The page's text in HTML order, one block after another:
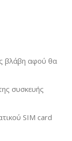
βλάβη αφού θα
συσκευής
SIM card